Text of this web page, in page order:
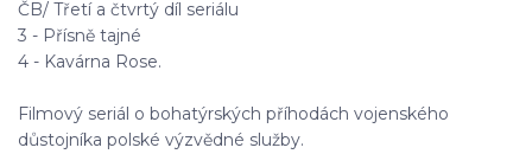
ČB/ Třetí a čtvrtý díl seriálu
3 - Přísně tajné
4 - Kavárna Rose.
Filmový seriál o bohatýrských příhodách vojenského
důstojníka polské výzvědné služby.